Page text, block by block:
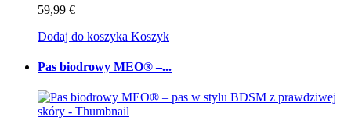
59,99 €
Dodaj do koszyka Koszyk
Pas biodrowy MEO® –...